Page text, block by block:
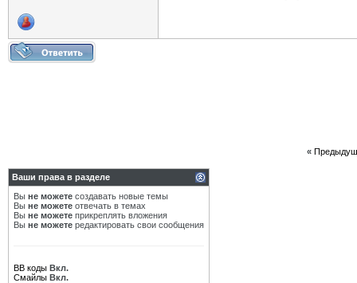
«
Ваши права в разделе
Вы не можете создавать новые темы
Вы не можете отвечать в темах
Вы не можете прикреплять вложения
Вы не можете редактировать свои сообщения
BB коды Вкл.
Смайлы Вкл.